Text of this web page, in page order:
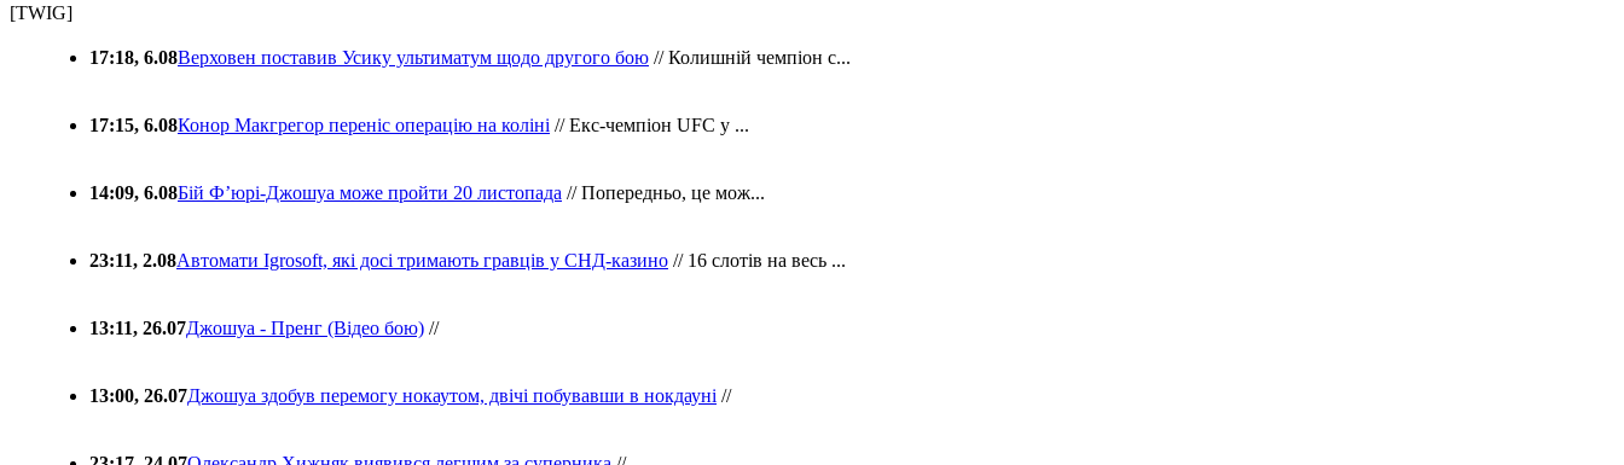
[TWIG]
17:18, 6.08Верховен поставив Усику ультиматум щодо другого бою // Колишній чемпіон с...
17:15, 6.08Конор Макгрегор переніс операцію на коліні // Екс-чемпіон UFC у ...
14:09, 6.08Бій Ф’юрі-Джошуа може пройти 20 листопада // Попередньо, це мож...
23:11, 2.08Автомати Igrosoft, які досі тримають гравців у СНД-казино // 16 слотів на весь ...
13:11, 26.07Джошуа - Пренг (Відео бою) //
13:00, 26.07Джошуа здобув перемогу нокаутом, двічі побувавши в нокдауні //